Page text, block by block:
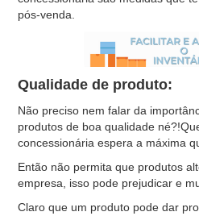
pós-venda.
Qualidade de produto:
Não preciso nem falar da
produtos de boa qualidade
concessionária espera a máxima
Então não permita que produtos
empresa, isso pode prejudicar e
Claro que um produto pode dar